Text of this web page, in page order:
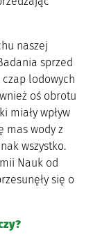
naszej
sprzed
lodowych
oś obrotu
miały wpływ
mas wody z
wszystko.
Nauk od
się o